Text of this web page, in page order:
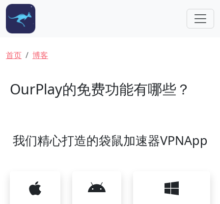
跳转到主要内容
面包屑
首页 博客
OurPlay的免费功能有哪些？
我们精心打造的袋鼠加速器VPNApp